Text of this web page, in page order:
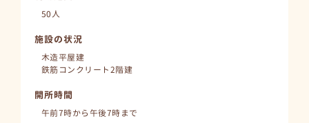
50人
施設の状況
木造平屋建
鉄筋コンクリート2階建
開所時間
午前7時から午後7時まで